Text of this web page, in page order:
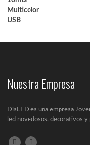
Nuestra Empresa
DisLED es una empresa
led novedosos, decorativos y